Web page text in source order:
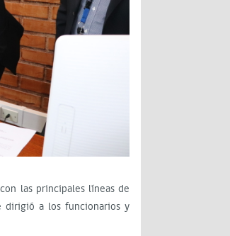
las principales líneas de
dirigió a los funcionarios y